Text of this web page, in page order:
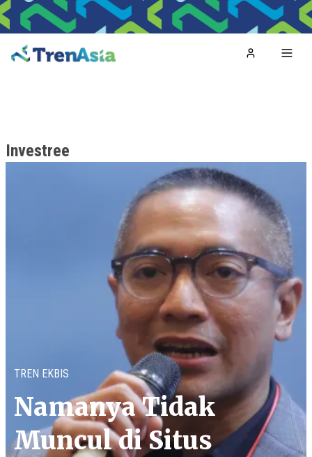
Home
Investree
TREN EKBIS
Namanya Tidak
Muncul di Situs